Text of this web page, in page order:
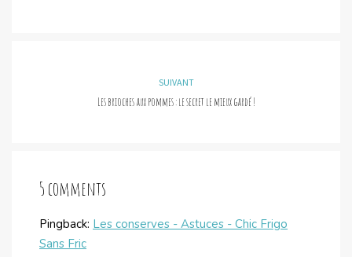
SUIVANT
Les brioches aux pommes : le secret le mieux gardé !
5 comments
Pingback: Les conserves - Astuces - Chic Frigo
Sans Fric